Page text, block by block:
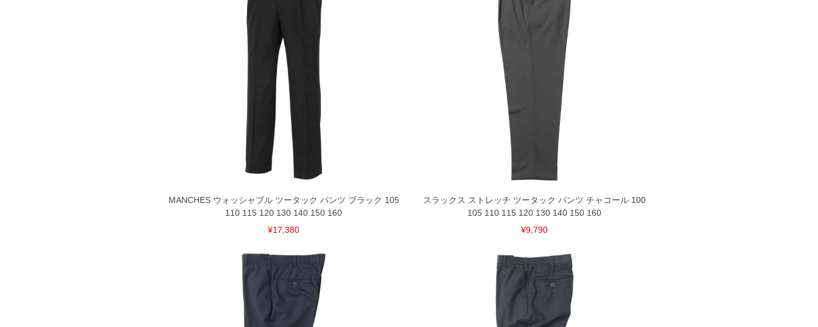
MANCHES ウォッシャブル ツータック パンツ ブラック 105
110 115 120 130 140 150 160
¥17,380
スラックス ストレッチ ツータック パンツ チャコール 100
105 110 115 120 130 140 150 160
¥9,790